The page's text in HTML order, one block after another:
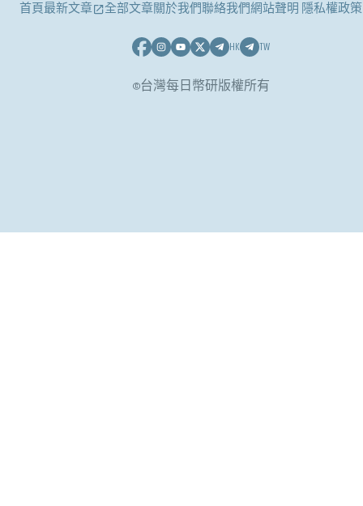
首頁最新文章 全部文章關於我們聯絡我們網站聲明 隱私權政策
HK TW
©台灣每日幣研版權所有